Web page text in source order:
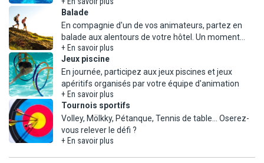
adultes (lit d'appoint).
Info : logements sans TV.
NB : Certaines chambres disposent d'un balcon commun avec une
chambre voisine.
Balade
En compagnie d'un de vos animateurs, partez en
balade aux alentours de votre hôtel. Un moment
+ En savoir plus
Jeux piscine
En journée, participez aux jeux piscines et jeux
+ En savoir plus
Tournois sportifs
Volley, Mölkky, Pétanque, Tennis de table... Oserez-
+ En savoir plus